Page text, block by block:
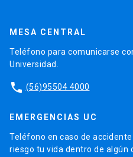
MESA CENTRAL
Teléfono para comunicarse
Universidad.
phone (56)95504 4000
EMERGENCIAS UC
Teléfono en caso de
riesgo tu vida dentro de algún